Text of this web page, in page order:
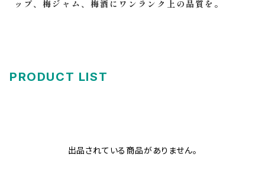
ップ、梅ジャム、梅酒にワンランク上の品質を。
PRODUCT LIST
出品されている商品がありません。